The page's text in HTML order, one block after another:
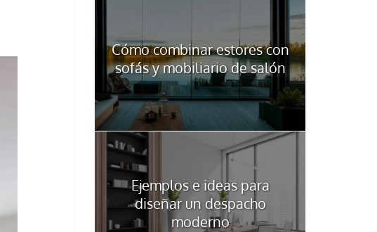
Cómo combinar estores con
sofás y mobiliario de salón
Ejemplos e ideas para
diseñar un despacho
moderno